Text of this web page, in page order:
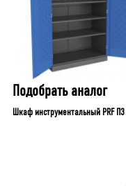
Подобрать аналог
Шкаф инструментальный PRF П3